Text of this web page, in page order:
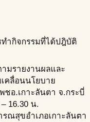
ทำกิจกรรมที่ได้ปฎิบัติ
มรายงานผลและ
คลื่อนนโยบาย
ชอ.เกาะลันตา จ.กระบี่
16.30 น.
ณสุขอำเภอเกาะลันตา